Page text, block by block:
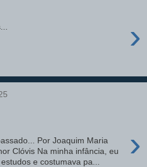
›
›
Por Joaquim Maria
Clóvis Na minha infância, eu
e costumava pa...